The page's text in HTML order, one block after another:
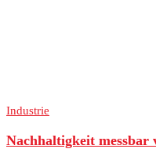
Industrie
Nachhaltigkeit messbar